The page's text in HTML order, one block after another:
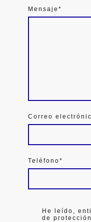
Mensaje *
Correo
Teléfono*
He leído,
de